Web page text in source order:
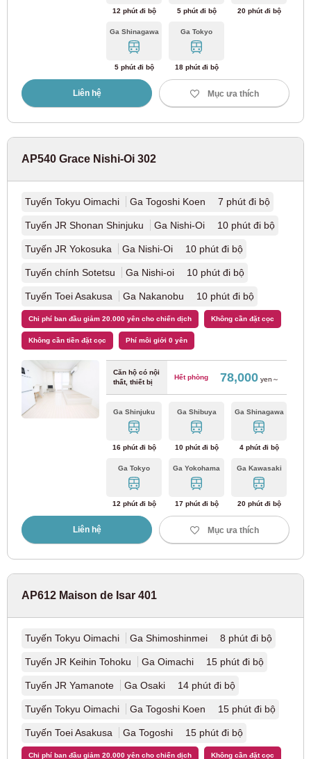
12 phút đi bộ 5 phút đi bộ 20 phút đi bộ
Ga Shinagawa
5 phút đi bộ
Ga Tokyo
18 phút đi bộ
Liên hệ Mục ưa thích
AP540 Grace Nishi-Oi 302
Tuyến Tokyu Oimachi Ga Togoshi Koen 7 phút đi bộ
Tuyến JR Shonan Shinjuku Ga Nishi-Oi 10 phút đi bộ
Tuyến JR Yokosuka Ga Nishi-Oi 10 phút đi bộ
Tuyến chính Sotetsu Ga Nishi-oi 10 phút đi bộ
Tuyến Toei Asakusa Ga Nakanobu 10 phút đi bộ
Chi phí ban đầu giảm 20.000 yên cho chiến dịch Không cần đặt cọc
Không cần tiền đặt cọc Phí môi giới 0 yên
Căn hộ có nội
thất, thiết bị
Hết phòng 78,000yen～
Ga Shinjuku
16 phút đi bộ
Ga Shibuya
10 phút đi bộ
Ga Shinagawa
4 phút đi bộ
Ga Tokyo
12 phút đi bộ
Ga Yokohama
17 phút đi bộ
Ga Kawasaki
20 phút đi bộ
Liên hệ Mục ưa thích
AP612 Maison de Isar 401
Tuyến Tokyu Oimachi Ga Shimoshinmei 8 phút đi bộ
Tuyến JR Keihin Tohoku Ga Oimachi 15 phút đi bộ
Tuyến JR Yamanote Ga Osaki 14 phút đi bộ
Tuyến Tokyu Oimachi Ga Togoshi Koen 15 phút đi bộ
Tuyến Toei Asakusa Ga Togoshi 15 phút đi bộ
Chi phí ban đầu giảm 20.000 yên cho chiến dịch Không cần đặt cọc
Cục Giao thông Thành phố Kobe
Tuyến Yamate của hệ thống tàu điện ngầm thành phố
(1)
Osaka
JR Đông
Tàu điện ngầm Osaka
Tuyến tàu điện ngầm Osaka Metro Yotsubashi (15)
Tuyến thị trấn cảng Nanko Metro Osaka
Tuyến tàu điện ngầm Osaka Metro Tanimachi (31)
Tuyến tàu điện ngầm Osaka Nagahori Tsurumi-
ryokuchi (18)
Tuyến tàu điện ngầm Osaka (15)
Tuyến tàu điện ngầm Osaka Imazatosuji (28)
JR Tây Nhật Bản
Chủ
Nhật
Thứ
Hai
Thứ
Ba
Thứ
Tư
Thứ
Năm
Thứ
Sáu
Tháng Tám 2026
2
3 4 5 6 7 8
Dành cho khách hàng đang tìm phòng
03-6712-4346